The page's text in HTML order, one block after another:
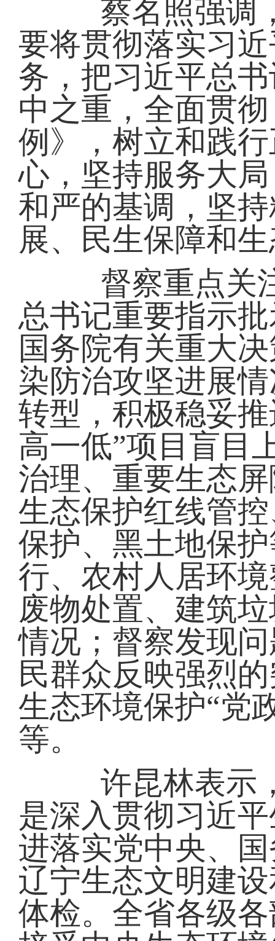
蔡名照强调，
要将贯彻落实习
务，把习近平总
中之重，全面贯
例》，树立和践
心，坚持服务大
和严的基调，坚
展、民生保障和
督察重点关注
总书记重要指示
国务院有关重大
染防治攻坚进展
转型，积极稳妥
高一低”项目盲目
治理、重要生态
生态保护红线管
保护、黑土地保
行、农村人居环
废物处置、建筑
情况；督察发现
民群众反映强烈
生态环境保护“党
等。
许昆林表示，
是深入贯彻习近
进落实党中央、
辽宁生态文明建
体检。全省各级